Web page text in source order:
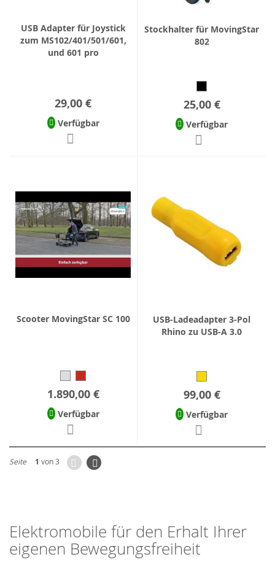
USB Adapter für Joystick
zum MS102/401/501/601,
und 601 pro
29,00 €
Verfügbar
Stockhalter für MovingStar
802
25,00 €
Verfügbar
Scooter MovingStar SC 100
1.890,00 €
Verfügbar
USB-Ladeadapter 3-Pol
Rhino zu USB-A 3.0
99,00 €
Verfügbar
Seite 1 von 3 ZurückSeite
Weiter
Elektromobile für den Erhalt Ihrer
eigenen Bewegungsfreiheit